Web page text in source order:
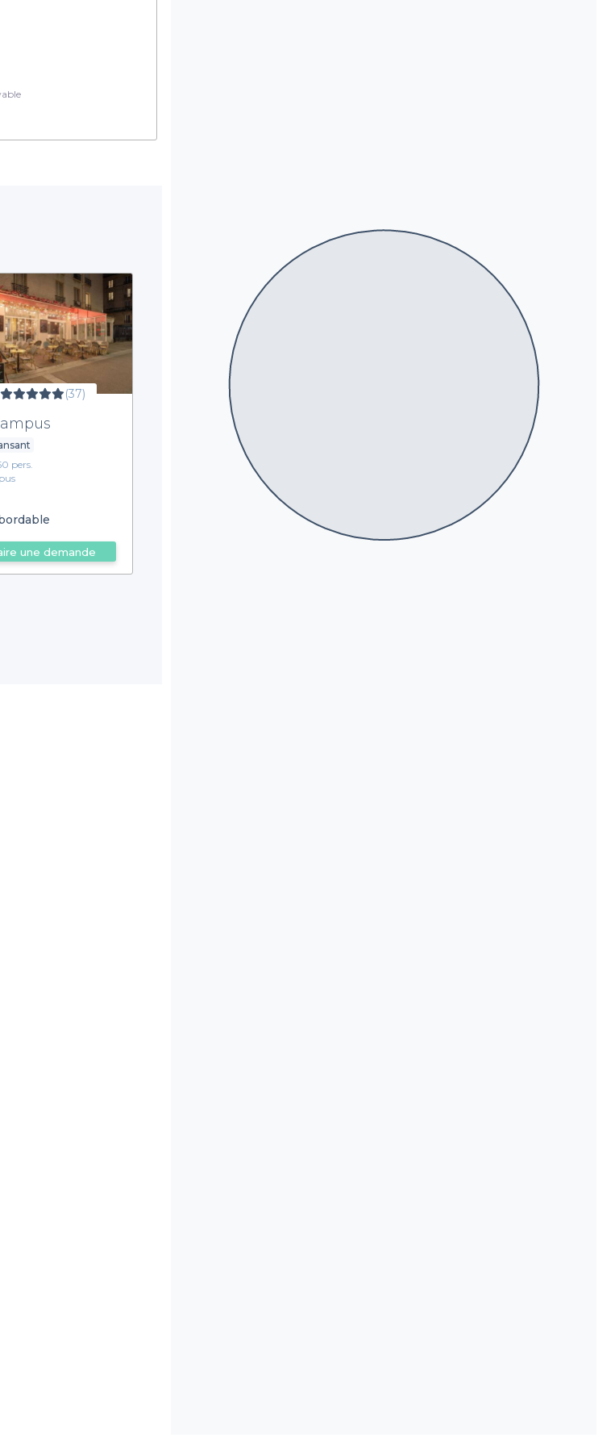
(37)
pers.
une demande